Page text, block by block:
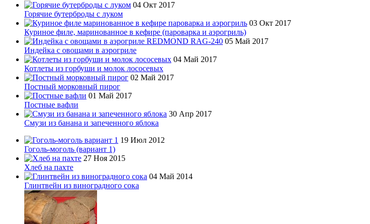
04 Окт 2017
Горячие бутерброды с луком
03 Окт 2017
Куриное филе, маринованное в кефире (пароварка и аэрогриль)
05 Май 2017
Индейка с овощами в аэрогриле
04 Май 2017
Котлеты из горбуши и молок лососевых
02 Май 2017
Постный морковный пирог
01 Май 2017
Постные вафли
30 Апр 2017
Смузи из банана и запеченного яблока
19 Июл 2012
Гоголь-моголь (вариант 1)
27 Ноя 2015
Хлеб на пахте
04 Май 2014
Глинтвейн из виноградного сока